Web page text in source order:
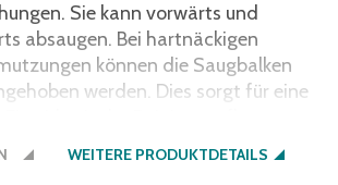
Sie kann vorwärts und
absaugen. Bei hartnäckigen
können die Saugbalken
werden. Dies sorgt für eine
WEITERE PRODUKTDETAILS